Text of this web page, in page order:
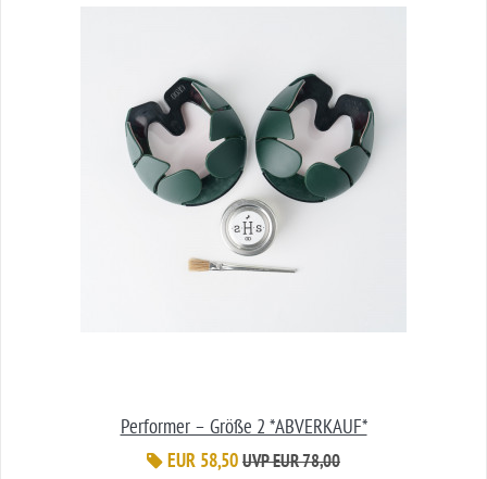
Performer – Größe 2 *ABVERKAUF*
EUR 58,50 UVP EUR 78,00